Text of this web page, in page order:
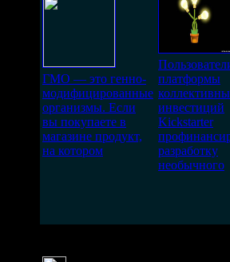
ГМО — это генно-
модифицированные
организмы. Если
вы покупаете в
магазине продукт,
на котором
платформы
инвестиций
Kickstarter
разработку
необычного